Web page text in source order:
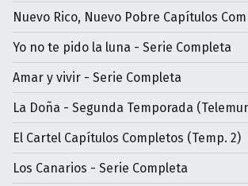
Nuevo Rico, Nuevo Pobre Capítulos
Yo no te pido la luna - Serie Completa
Amar y vivir - Serie Completa
La Doña - Segunda Temporada
El Cartel Capítulos Completos (Temp. 2)
Los Canarios - Serie Completa